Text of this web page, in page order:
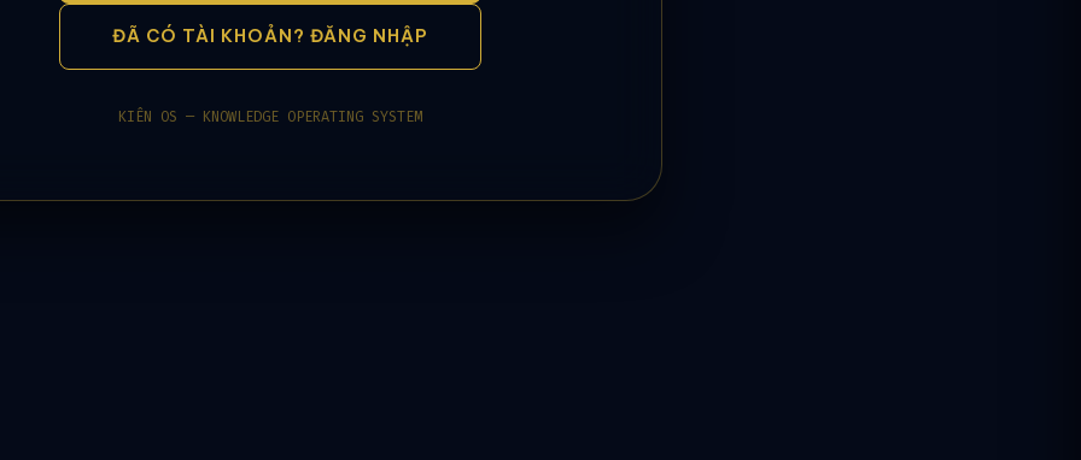
ĐÃ CÓ TÀI KHOẢN? ĐĂNG NHẬP
KIÊN OS — KNOWLEDGE OPERATING SYSTEM